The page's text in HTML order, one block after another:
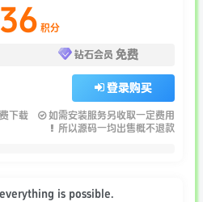
36 积分
钻石会员 免费
登录购买
下载
如需安装服务另收取一定费用
所以源码一均出售概不退款
is possible.